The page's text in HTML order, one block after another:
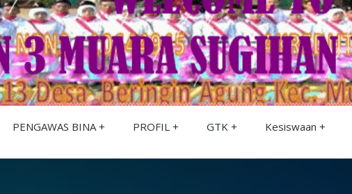
PENGAWAS BINA PROFIL GTK Kesiswaan